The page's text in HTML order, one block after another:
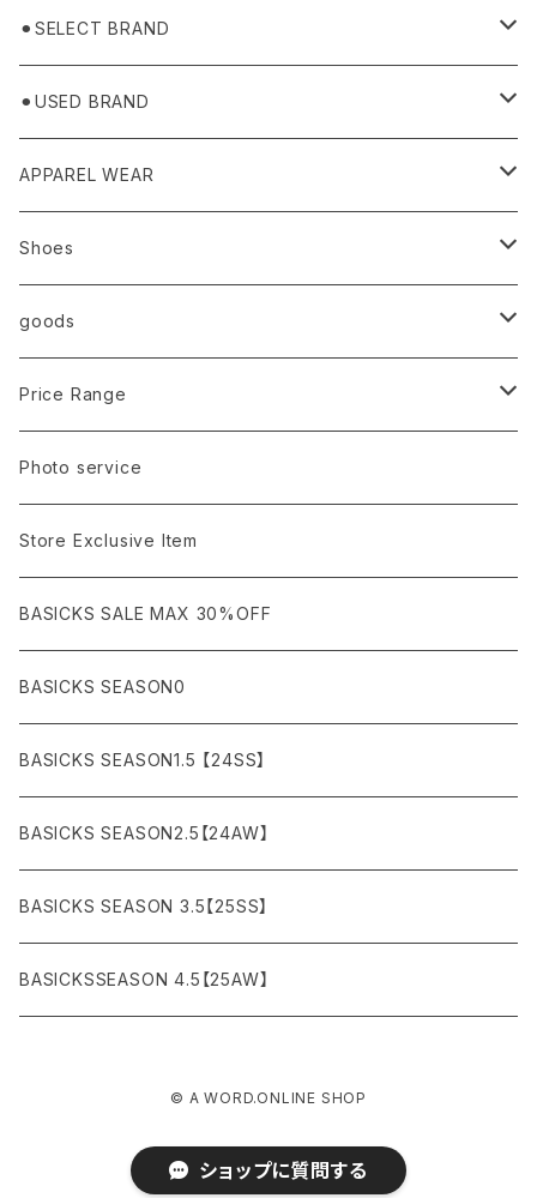
⚫︎SELECT BRAND
BASICKS
HUMMEL 00
⚫︎USED BRAND
Domestic
Ancellm
AURALEE
ANCHOR
asics
Import
ANN DEMEULEMEESTER
ARMANI / EXCHANGE / JEANS
agnes b
ARC'TERYX
APPAREL WEAR
TOPS
T-SHIRTS (Tシャツ）
LSV (長袖Tシャツ）
VEST(ベスト）
OUTER
BLOUSON (ブルゾン）
JACKET (ジャケット)
BOTTOMS
DENIM (デニム)
CARGO (カーゴ)
SHORTS (ショーツ)
Shoes
Sneaker
Leather shoes
Sandals
Boots
goods
Eye wear
Cap/Hat
Bag / Wallet
Watch
Interior
Figure/etc...
Accessory
Necklace
Bracelet
Price Range
¥1,000〜¥5,000
¥5,000〜¥10,000
¥10,000〜¥30,000
¥30,000〜¥50,000
¥50,000〜¥100,000
¥100,000〜¥150,000
¥150,000〜
Photo service
Store Exclusive Item
BASICKS SALE MAX 30%OFF
BASICKS SEASON0
BASICKS SEASON1.5 【24SS】
BASICKS SEASON2.5【24AW】
BASICKS SEASON 3.5【25SS】
BASICKSSEASON 4.5【25AW】
© A WORD.ONLINE SHOP
ショップに質問する